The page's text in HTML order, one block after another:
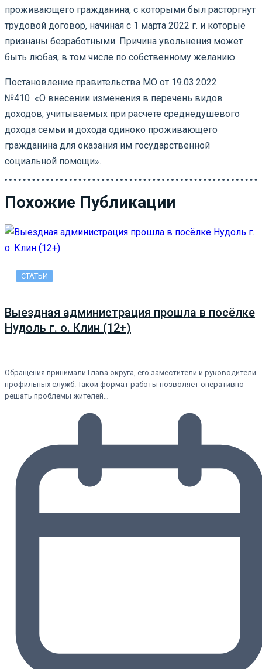
проживающего гражданина, с которыми был расторгнут
трудовой договор, начиная с 1 марта 2022 г. и которые
признаны безработными. Причина увольнения может
быть любая, в том числе по собственному желанию.
Постановление правительства МО от 19.03.2022
№410 «О внесении изменения в перечень видов
доходов, учитываемых при расчете среднедушевого
дохода семьи и дохода одиноко проживающего
гражданина для оказания им государственной
социальной помощи».
Похожие Публикации
СТАТЬИ
Выездная администрация прошла в посёлке
Нудоль г. о. Клин (12+)
Обращения принимали Глава округа, его заместители и руководители
профильных служб. Такой формат работы позволяет оперативно
решать проблемы жителей…